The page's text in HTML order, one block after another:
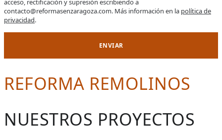
contacto@reformasenzaragoza.com. Más información en la política de
privacidad.
REFORMA REMOLINOS
NUESTROS PROYECTOS